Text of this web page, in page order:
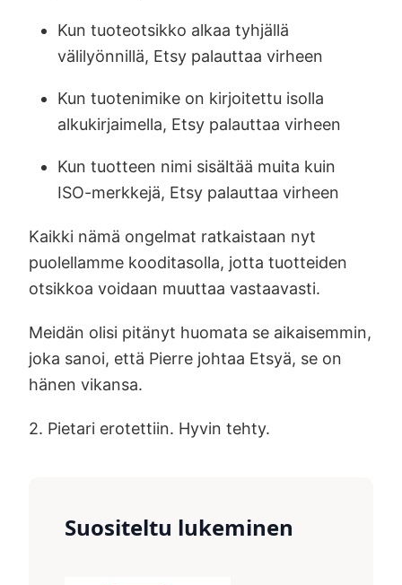
Kun tuoteotsikko alkaa tyhjällä
välilyönnillä, Etsy palauttaa virheen
Kun tuotenimike on kirjoitettu isolla
alkukirjaimella, Etsy palauttaa virheen
Kun tuotteen nimi sisältää muita kuin
ISO-merkkejä, Etsy palauttaa virheen
Kaikki nämä ongelmat ratkaistaan nyt
puolellamme kooditasolla, jotta tuotteiden
otsikkoa voidaan muuttaa vastaavasti.
Meidän olisi pitänyt huomata se aikaisemmin,
joka sanoi, että Pierre johtaa Etsyä, se on
hänen vikansa.
2. Pietari erotettiin. Hyvin tehty.
Suositeltu lukeminen